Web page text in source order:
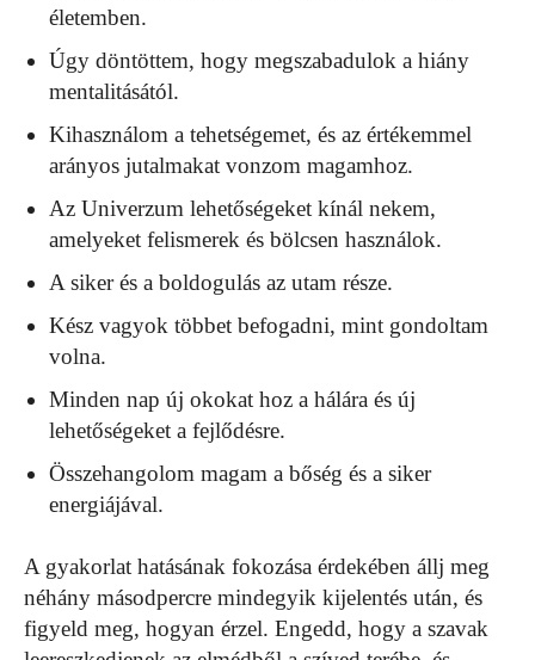
életemben.
Úgy döntöttem, hogy megszabadulok a hiány
mentalitásától.
Kihasználom a tehetségemet, és az értékemmel
arányos jutalmakat vonzom magamhoz.
Az Univerzum lehetőségeket kínál nekem,
amelyeket felismerek és bölcsen használok.
A siker és a boldogulás az utam része.
Kész vagyok többet befogadni, mint gondoltam
volna.
Minden nap új okokat hoz a hálára és új
lehetőségeket a fejlődésre.
Összehangolom magam a bőség és a siker
energiájával.
A gyakorlat hatásának fokozása érdekében állj meg
néhány másodpercre mindegyik kijelentés után, és
figyeld meg, hogyan érzel. Engedd, hogy a szavak